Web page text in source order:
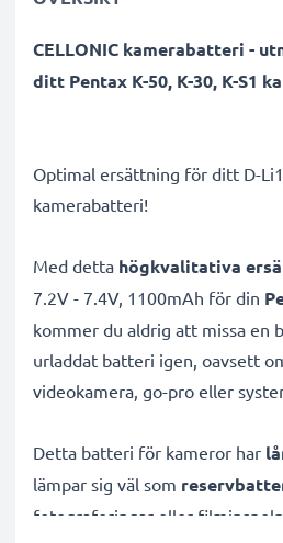
CELLONIC kamerabatteri -
ditt Pentax K-50, K-30, K-S1
Optimal ersättning för ditt D-
kamerabatteri!
Med detta högkvalitativa
7.2V - 7.4V, 1100mAh för din
kommer du aldrig att missa en
urladdat batteri igen, oavsett
videokamera, go-pro eller
Detta batteri för kameror har
lämpar sig väl som
fotograferingar eller